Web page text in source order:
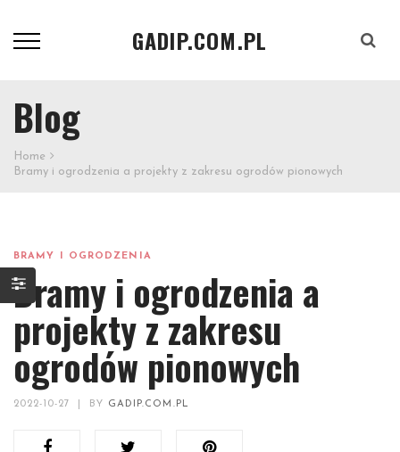
GADIP.COM.PL
Blog
Home
Bramy i ogrodzenia a projekty z zakresu ogrodów pionowych
BRAMY I OGRODZENIA
Bramy i ogrodzenia a
projekty z zakresu
ogrodów pionowych
2022-10-27 BY GADIP.COM.PL